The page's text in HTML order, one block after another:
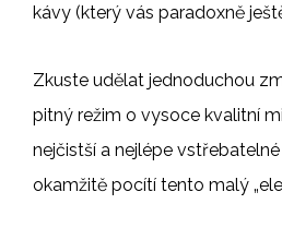
kávy (který vás paradoxně
Zkuste udělat jednoduchou
pitný režim o vysoce kvalitní
nejčistší a nejlépe
okamžitě pocítí tento malý